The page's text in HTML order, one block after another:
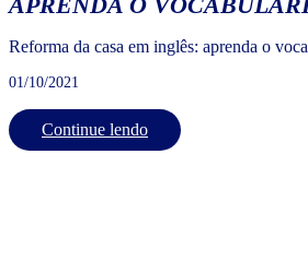
Reforma da casa em inglês: aprenda o
01/10/2021
Continue lendo